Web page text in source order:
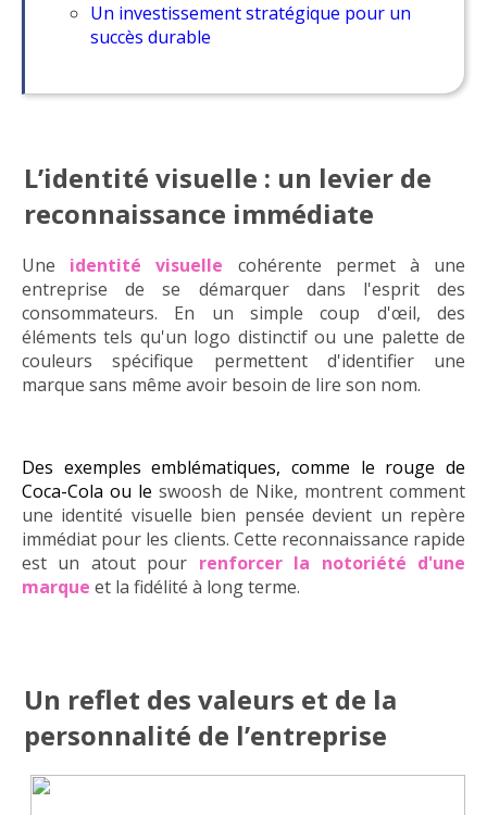
Un investissement stratégique pour un
succès durable
L’identité visuelle : un levier de
reconnaissance immédiate
Une identité visuelle cohérente permet à une
entreprise de se démarquer dans l'esprit des
consommateurs. En un simple coup d'œil, des
éléments tels qu'un logo distinctif ou une palette de
couleurs spécifique permettent d'identifier une
marque sans même avoir besoin de lire son nom.
Des exemples emblématiques, comme le rouge de
Coca-Cola ou leswoosh de Nike, montrent comment
une identité visuelle bien pensée devient un repère
immédiat pour les clients. Cette reconnaissance rapide
est un atout pour renforcer la notoriété d'une
marque et la fidélité à long terme.
Un reflet des valeurs et de la
personnalité de l’entreprise